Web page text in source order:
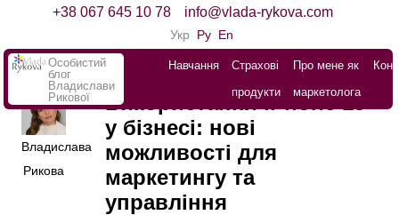
+38 067 645 10 78 info@vlada-rykova.com
Укр Ру En
Особистий
блог
Владислави
Рикової
Навчання
Страхові
продукти
Про мене як
маркетолога
Владислава
Рикова
Використання iPhone 15
у бізнесі: нові
можливості для
маркетингу та
управління